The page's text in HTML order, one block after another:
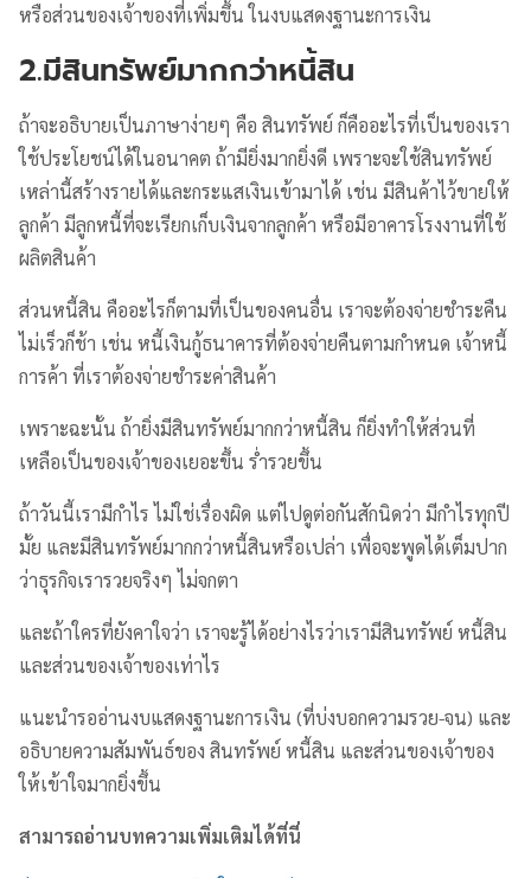
หรือส่วนของเจ้าของที่เพิ่มขึ้น ในงบแสดงฐานะการเงิน
2.มีสินทรัพย์มากกว่าหนี้สิน
ถ้าจะอธิบายเป็นภาษาง่ายๆ คือ สินทรัพย์ ก็คืออะไรที่เป็นของเรา
ใช้ประโยชน์ได้ในอนาคต ถ้ามียิ่งมากยิ่งดี เพราะจะใช้สินทรัพย์
เหล่านี้สร้างรายได้และกระแสเงินเข้ามาได้ เช่น มีสินค้าไว้ขายให้
ลูกค้า มีลูกหนี้ที่จะเรียกเก็บเงินจากลูกค้า หรือมีอาคารโรงงานที่ใช้
ผลิตสินค้า
ส่วนหนี้สิน คืออะไรก็ตามที่เป็นของคนอื่น เราจะต้องจ่ายชำระคืน
ไม่เร็วก็ช้า เช่น หนี้เงินกู้ธนาคารที่ต้องจ่ายคืนตามกำหนด เจ้าหนี้
การค้า ที่เราต้องจ่ายชำระค่าสินค้า
เพราะฉะนั้น ถ้ายิ่งมีสินทรัพย์มากกว่าหนี้สิน ก็ยิ่งทำให้ส่วนที่
เหลือเป็นของเจ้าของเยอะขึ้น ร่ำรวยขึ้น
ถ้าวันนี้เรามีกำไร ไม่ใช่เรื่องผิด แต่ไปดูต่อกันสักนิดว่า มีกำไรทุกปี
มั้ย และมีสินทรัพย์มากกว่าหนี้สินหรือเปล่า เพื่อจะพูดได้เต็มปาก
ว่าธุรกิจเรารวยจริงๆ ไม่จกตา
และถ้าใครที่ยังคาใจว่า เราจะรู้ได้อย่างไรว่าเรามีสินทรัพย์ หนี้สิน
และส่วนของเจ้าของเท่าไร
แนะนำรออ่านงบแสดงฐานะการเงิน (ที่บ่งบอกความรวย-จน) และ
อธิบายความสัมพันธ์ของ สินทรัพย์ หนี้สิน และส่วนของเจ้าของ
ให้เข้าใจมากยิ่งขึ้น
สามารถอ่านบทความเพิ่มเติมได้ที่นี่